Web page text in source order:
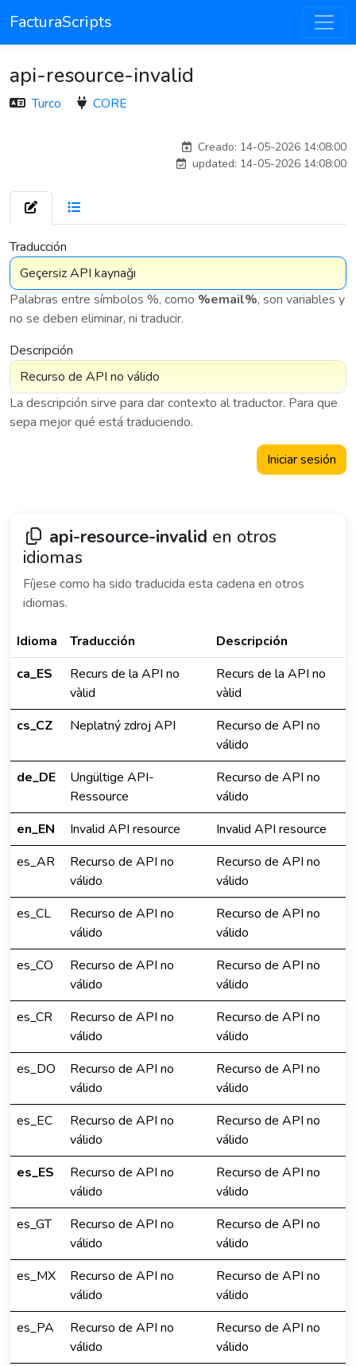
FacturaScripts
api-resource-invalid
Turco CORE
Creado: 14-05-2026 14:08:00
updated: 14-05-2026 14:08:00
Traducción
Palabras entre símbolos %, como %email%, son variables y
no se deben eliminar, ni traducir.
Descripción
La descripción sirve para dar contexto al traductor. Para que
sepa mejor qué está traduciendo.
Iniciar sesión
api-resource-invalid en otros
idiomas
Fíjese como ha sido traducida esta cadena en otros
idiomas.
Idioma Traducción
Descripción
ca_ES
Recurs de la API no
vàlid
Recurs de la API no
vàlid
cs_CZ
Neplatný zdroj API
Recurso de API no
válido
de_DE
Ungültige API-
Ressource
Recurso de API no
válido
en_EN
Invalid API resource
Invalid API resource
es_AR
Recurso de API no
válido
Recurso de API no
válido
es_CL
Recurso de API no
válido
Recurso de API no
válido
es_CO
Recurso de API no
válido
Recurso de API no
válido
es_CR
Recurso de API no
válido
Recurso de API no
válido
es_DO
Recurso de API no
válido
Recurso de API no
válido
es_EC
Recurso de API no
válido
Recurso de API no
válido
es_ES
Recurso de API no
válido
Recurso de API no
válido
es_GT
Recurso de API no
válido
Recurso de API no
válido
es_MX
Recurso de API no
válido
Recurso de API no
válido
es_PA
Recurso de API no
válido
Recurso de API no
válido